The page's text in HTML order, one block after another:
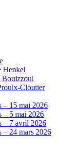
Henkel
Bouizzoul
Cloutier
– 15 mai 2026
– 5 mai 2026
– 7 avril 2026
– 24 mars 2026